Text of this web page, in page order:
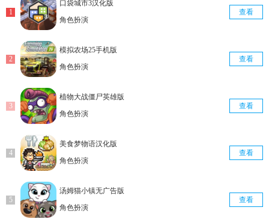
口袋城市3汉化版
角色扮演
查看
模拟农场25手机版
角色扮演
查看
植物大战僵尸英雄版
角色扮演
查看
美食梦物语汉化版
角色扮演
查看
汤姆猫小镇无广告版
角色扮演
查看